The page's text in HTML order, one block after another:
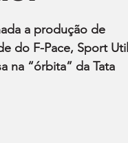
a produção de
do F-Pace, Sport
na “órbita” da Tata